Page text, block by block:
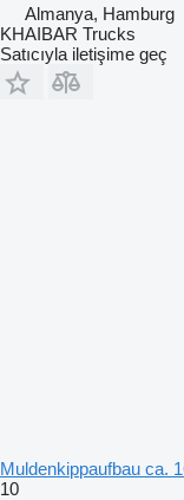
Almanya, Hamburg
KHAIBAR Trucks
Satıcıyla iletişime geç
Muldenkippaufbau ca.
10